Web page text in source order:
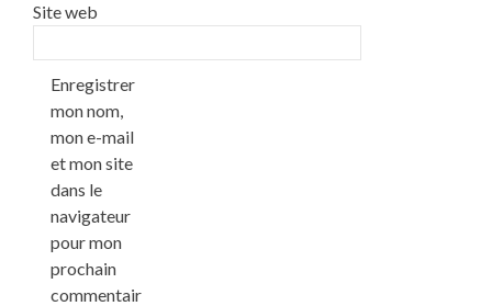
Site web
Enregistrer
mon nom,
mon e-mail
et mon site
dans le
navigateur
pour mon
prochain
commentair